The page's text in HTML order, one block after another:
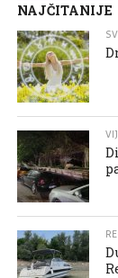
NAJČITANIJE